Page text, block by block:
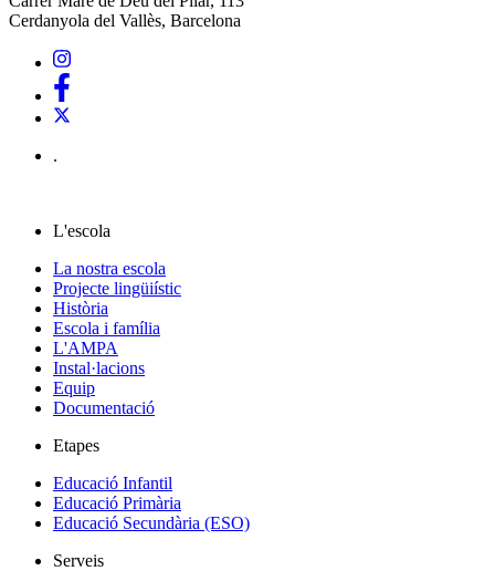
Cerdanyola del Vallès, Barcelona
.
L'escola
La nostra escola
Projecte lingüiístic
Història
Escola i família
L'AMPA
Instal·lacions
Equip
Documentació
Etapes
Educació Infantil
Educació Primària
Educació Secundària (ESO)
Serveis